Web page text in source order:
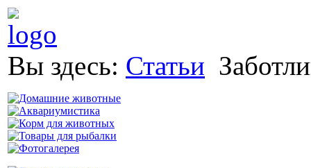
Вы здесь: Статьи